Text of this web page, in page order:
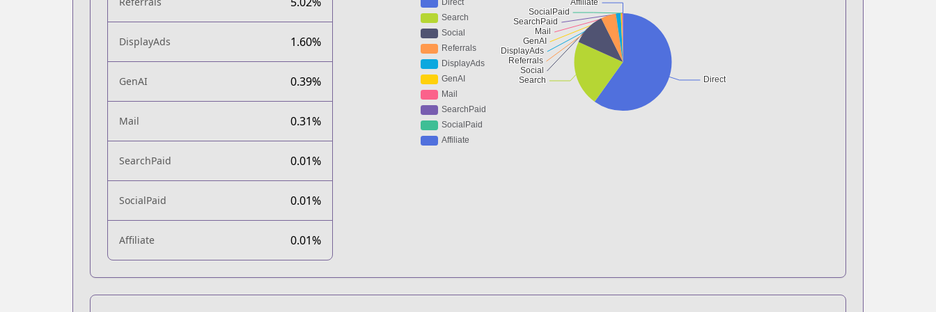
DisplayAds 1.60%
GenAI 0.39%
Mail 0.31%
SearchPaid 0.01%
SocialPaid 0.01%
Affiliate 0.01%